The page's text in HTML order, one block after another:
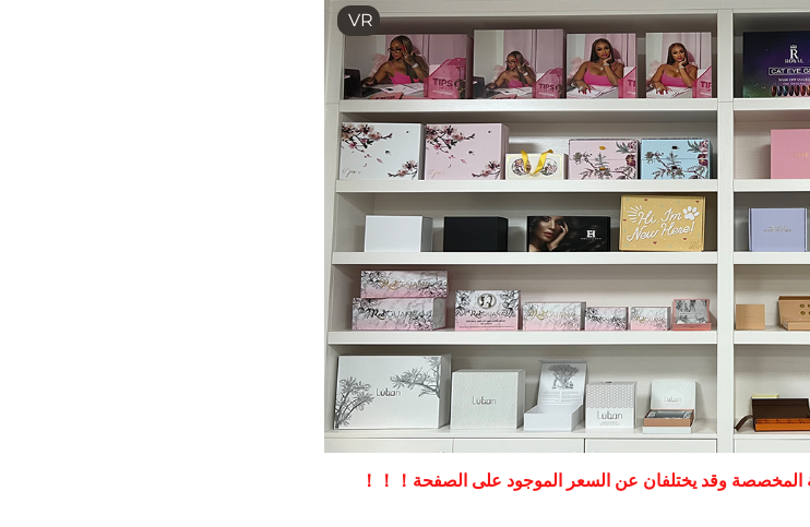
VR
المخصصة وقد يختلفان عن السعر الموجود على الصفحة！！！